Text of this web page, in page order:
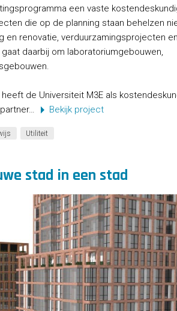
een vaste
die op de planning staan behelzen
en renovatie, verduurzamingsprojecten en
daarbij om laboratoriumgebouwen,
de Universiteit M3E als
Bekijk project
Utiliteit
stad in een stad